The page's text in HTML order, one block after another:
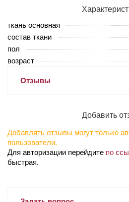
ткань основная
состав ткани
пол
возраст
Отзывы
Добавить
Добавлять отзывы могут только
пользователи.
Для авторизации перейдите по
быстрая.